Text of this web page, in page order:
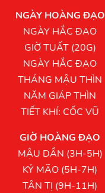
NGÀY HOÀNG ĐẠO
NGÀY HẮC ĐẠO
GIỜ TUẤT (20G)
NGÀY HẮC ĐẠO
THÁNG MẬU THÌN
NĂM GIÁP THÌN
TIẾT KHÍ: CỐC VŨ
GIỜ HOÀNG ĐẠO
MẬU DẦN (3H-5H)
KỶ MÃO (5H-7H)
TÂN TỊ (9H-11H)